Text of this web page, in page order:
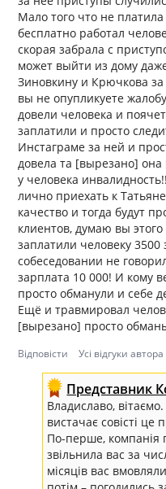
Мало того что не
бесплатно работал
скорая забрала с
может выйти из дому
Зиновкину и Крючкова за
вы не опупликуете
довели человека и
заплатили и просто
Инстаграме за ней и
довела та [вырезано]
у человека
лично приехать к
качество и тогда будут
клиентов, думаю вы
заплатили человеку
собеседовании не
зарплата 10 000! И кому
просто обманули и себе
Ещё и травмировал
[вырезано] просто
Відповісти Усі відгуки автора
Представник
Владиславо,
вистачає совісті це
По-перше, компанія
звільнила вас за
місяців вас